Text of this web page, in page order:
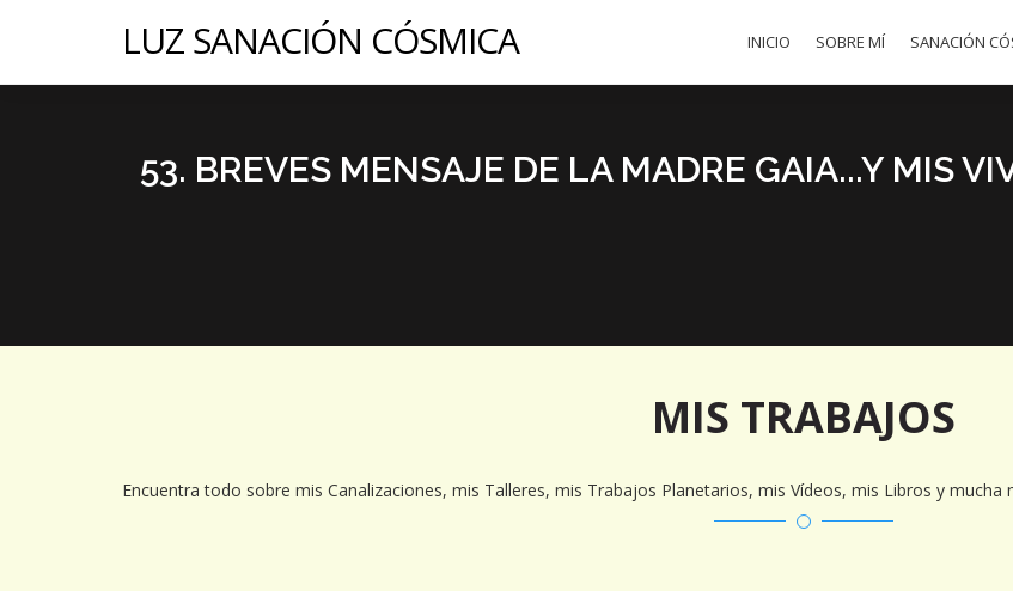
LUZ SANACIÓN CÓSMICA INICIO SOBRE MÍ SANACIÓN
53. BREVES MENSAJE DE LA MADRE GAIA...Y MIS
MIS TRABAJOS
Encuentra todo sobre mis Canalizaciones, mis Talleres, mis Trabajos Planetarios, mis Vídeos, mis Libros y